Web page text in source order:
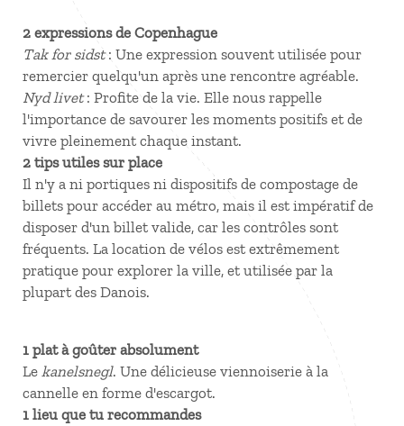
2 expressions de Copenhague
Tak for sidst: Une expression souvent utilisée pour
remercier quelqu'un après une rencontre agréable.
Nyd livet: Profite de la vie. Elle nous rappelle
l'importance de savourer les moments positifs et de
vivre pleinement chaque instant.
2 tips utiles sur place
Il n'y a ni portiques ni dispositifs de compostage de
billets pour accéder au métro, mais il est impératif de
disposer d'un billet valide, car les contrôles sont
fréquents. La location de vélos est extrêmement
pratique pour explorer la ville, et utilisée par la
plupart des Danois.
1 plat à goûter absolument
Le kanelsnegl. Une délicieuse viennoiserie à la
cannelle en forme d'escargot.
1 lieu que tu recommandes